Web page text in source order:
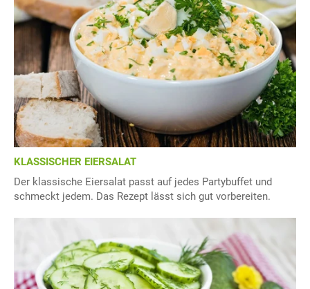
KLASSISCHER EIERSALAT
Der klassische Eiersalat passt auf jedes Partybuffet und
schmeckt jedem. Das Rezept lässt sich gut vorbereiten.